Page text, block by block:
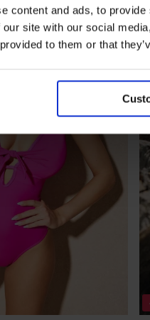
content and ads, to
site with our social
to them or that